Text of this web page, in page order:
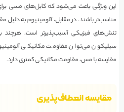
این ویژگی باعث می‌شود که کابل‌های مسی
مناسب‌تر باشند. در مقابل، آلومینیوم به دلیل
تنش‌های فیزیکی آسیب‌پذیرتر است. هرچند با
سیلیکون می‌توان مقاومت مکانیکی
مقایسه با مس، مقاومت مکانیکی کمتری دارد.
مقایسه انعطاف‌پذیری